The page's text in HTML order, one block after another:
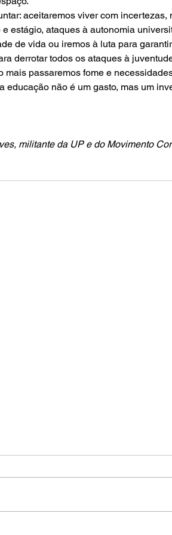
aceitaremos viver com
estágio, ataques à autonomia
de vida ou iremos à luta para
derrotar todos os ataques à
mais passaremos fome e
educação não é um gasto, mas um
militante da UP e do Movimento